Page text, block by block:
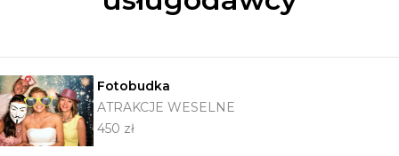
Fotobudka
ATRAKCJE WESELNE
450 zł